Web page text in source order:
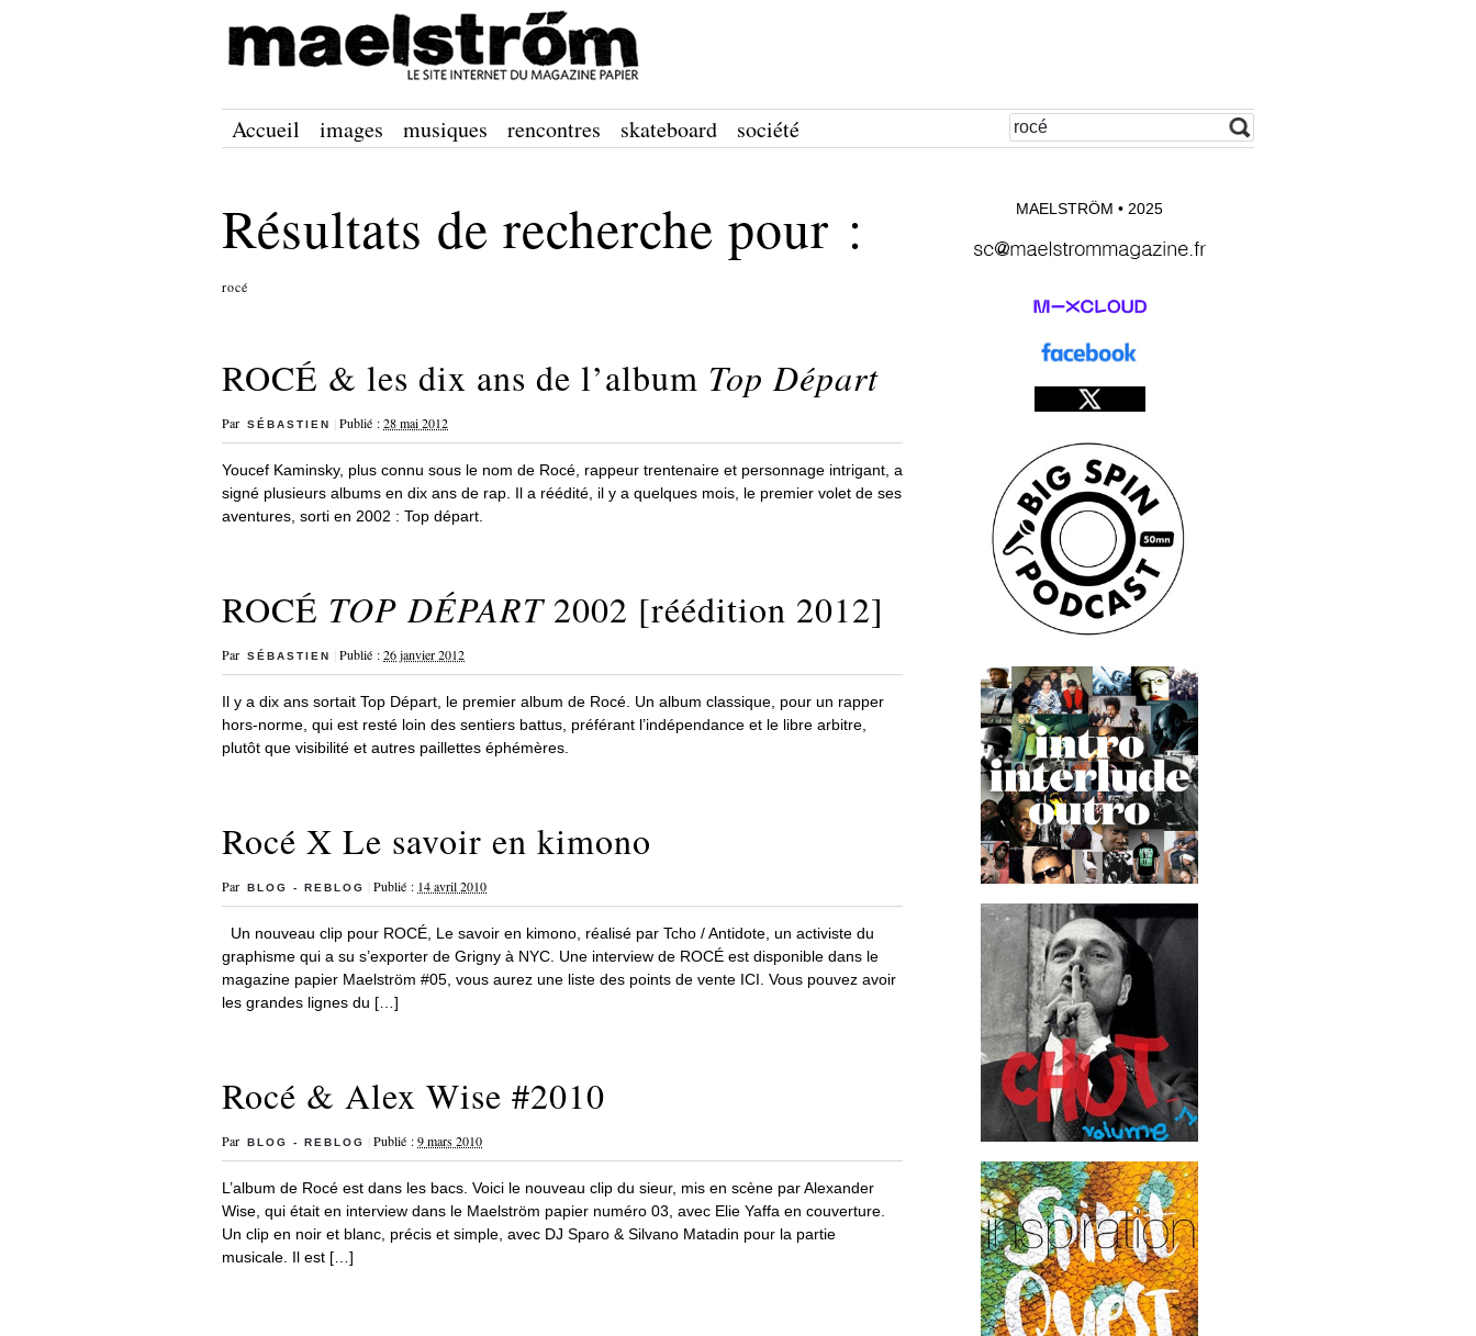
Accueil images musiques rencontres skateboard société
Résultats de recherche pour :
rocé
ROCÉ & les dix ans de l’album Top Départ
Par SÉBASTIEN |Publié :28 mai 2012
Youcef Kaminsky, plus connu sous le nom de Rocé, rappeur trentenaire et personnage intrigant, a
signé plusieurs albums en dix ans de rap. Il a réédité, il y a quelques mois, le premier volet de ses
aventures, sorti en 2002 : Top départ.
ROCÉ TOP DÉPART2002 [réédition 2012]
Par SÉBASTIEN |Publié :26 janvier 2012
Il y a dix ans sortait Top Départ, le premier album de Rocé. Un album classique, pour un rapper
hors-norme, qui est resté loin des sentiers battus, préférant l’indépendance et le libre arbitre,
plutôt que visibilité et autres paillettes éphémères.
Rocé X Le savoir en kimono
Par BLOG - REBLOG |Publié : 14 avril 2010
Un nouveau clip pour ROCÉ, Le savoir en kimono, réalisé par Tcho / Antidote, un activiste du
graphisme qui a su s’exporter de Grigny à NYC. Une interview de ROCÉ est disponible dans le
magazine papier Maelström #05, vous aurez une liste des points de vente ICI. Vous pouvez avoir
les grandes lignes du […]
Rocé & Alex Wise #2010
Par BLOG - REBLOG |Publié :9 mars 2010
L’album de Rocé est dans les bacs. Voici le nouveau clip du sieur, mis en scène par Alexander
Wise, qui était en interview dans le Maelström papier numéro 03, avec Elie Yaffa en couverture.
Un clip en noir et blanc, précis et simple, avec DJ Sparo & Silvano Matadin pour la partie
musicale. Il est […]
MAELSTRÖM • 2025